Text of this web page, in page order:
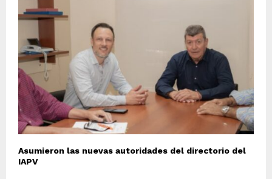
Asumieron las nuevas autoridades del directorio del
IAPV